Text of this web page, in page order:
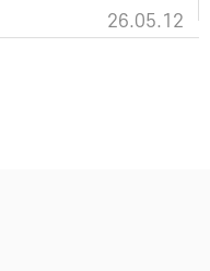
26.05.12